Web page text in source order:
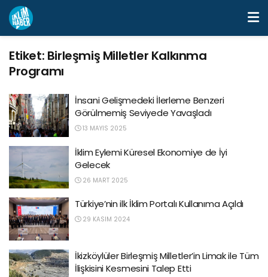
Etiket: Birleşmiş Milletler Kalkınma
Programı
İnsani Gelişmedeki İlerleme Benzeri
Görülmemiş Seviyede Yavaşladı
13 MAYIS 2025
İklim Eylemi Küresel Ekonomiye de İyi
Gelecek
26 MART 2025
Türkiye’nin ilk İklim Portalı Kullanıma Açıldı
29 KASIM 2024
İkizköylüler Birleşmiş Milletler’in Limak ile Tüm
İlişkisini Kesmesini Talep Etti